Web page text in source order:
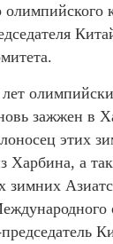
зажжен в
этих
Харбина, а
зимних